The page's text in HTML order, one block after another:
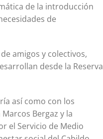
de la introducción
de
amigos y colectivos,
desde la Reserva
así como con los
Bergaz y la
el Servicio de Medio